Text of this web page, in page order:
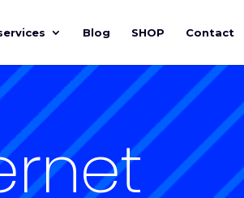
Blog SHOP Contact